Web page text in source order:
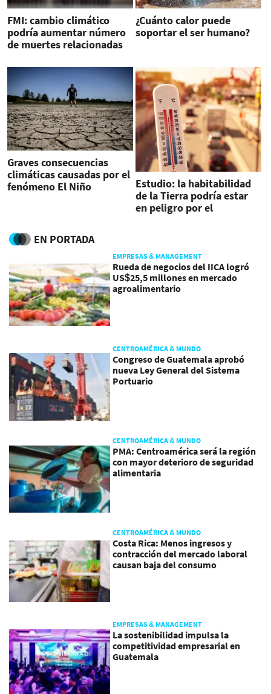
FMI: cambio climático
podría aumentar número
de muertes relacionadas
¿Cuánto calor puede
soportar el ser humano?
Graves consecuencias
climáticas causadas por el
fenómeno El Niño
Estudio: la habitabilidad
de la Tierra podría estar
en peligro por el
EN PORTADA
EMPRESAS & MANAGEMENT
Rueda de negocios del IICA logró
US$25,5 millones en mercado
agroalimentario
CENTROAMÉRICA & MUNDO
Congreso de Guatemala aprobó
nueva Ley General del Sistema
Portuario
CENTROAMÉRICA & MUNDO
PMA: Centroamérica será la región
con mayor deterioro de seguridad
alimentaria
CENTROAMÉRICA & MUNDO
Costa Rica: Menos ingresos y
contracción del mercado laboral
causan baja del consumo
EMPRESAS & MANAGEMENT
La sostenibilidad impulsa la
competitividad empresarial en
Guatemala